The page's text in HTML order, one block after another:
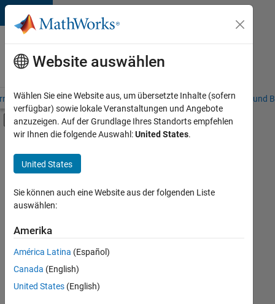
Weiter zum Inhalt
Karriere
bei
MathWorks
– Übersicht Stellensuche Niederlassungen Studierende und
Umschaltung für Off-Canvas-
Hauptinhalt
Ausgewählte
speichern
Es
nicht
alle
Stellen
übersetzt.
Website auswählen
Wählen Sie eine Website aus, um übersetzte Inhalte (sofern
verfügbar) sowie lokale Veranstaltungen und Angebote
anzuzeigen. Auf der Grundlage Ihres Standorts empfehlen
wir Ihnen die folgende Auswahl:United States.
United States
Sie können auch eine Website aus der folgenden Liste
auswählen:
Amerika
América Latina (Español)
Canada (English)
United States (English)